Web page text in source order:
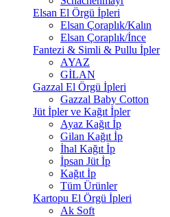
Elsan El Örgü İpleri
Elsan Çoraplık/Kalın
Elsan Çoraplık/İnce
Fantezi & Simli & Pullu İpler
AYAZ
GİLAN
Gazzal El Örgü İpleri
Gazzal Baby Cotton
Jüt İpler ve Kağıt İpler
Ayaz Kağıt İp
Gilan Kağıt İp
İhal Kağıt İp
İpsan Jüt İp
Kağıt İp
Tüm Ürünler
Kartopu El Örgü İpleri
Ak Soft